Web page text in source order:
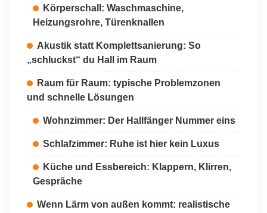
Körperschall: Waschmaschine,
Heizungsrohre, Türenknallen
Akustik statt Komplettsanierung: So
„schluckst“ du Hall im Raum
Raum für Raum: typische Problemzonen
und schnelle Lösungen
Wohnzimmer: Der Hallfänger Nummer eins
Schlafzimmer: Ruhe ist hier kein Luxus
Küche und Essbereich: Klappern, Klirren,
Gespräche
Wenn Lärm von außen kommt: realistische